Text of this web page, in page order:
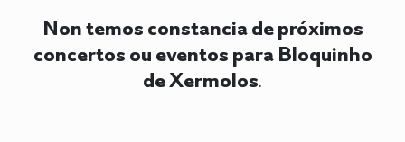
Non temos constancia de próximos
concertos ou eventos para Bloquinho
de Xermolos.